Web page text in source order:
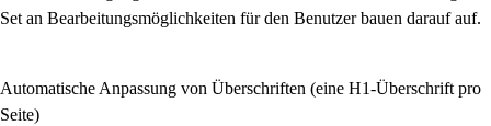
Set an Bearbeitungsmöglichkeiten für den Benutzer bauen darauf auf.
Automatische Anpassung von Überschriften (eine H1-Überschrift pro
Seite)